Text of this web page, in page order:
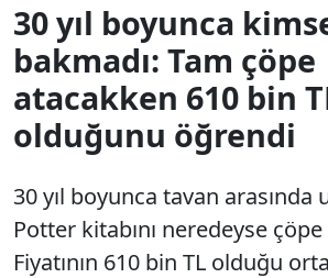
30 yıl boyunca
bakmadı: Tam çöpe
atacakken 610 bin
olduğunu öğrendi
30 yıl boyunca tavan
Potter kitabını neredeyse çöpe
Fiyatının 610 bin TL olduğu